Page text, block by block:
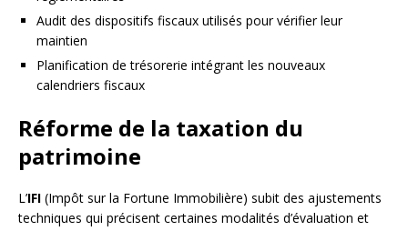
Audit des dispositifs fiscaux utilisés pour vérifier leur
maintien
Planification de trésorerie intégrant les nouveaux
calendriers fiscaux
Réforme de la taxation du
patrimoine
L’IFI (Impôt sur la Fortune Immobilière) subit des ajustements
techniques qui précisent certaines modalités d’évaluation et